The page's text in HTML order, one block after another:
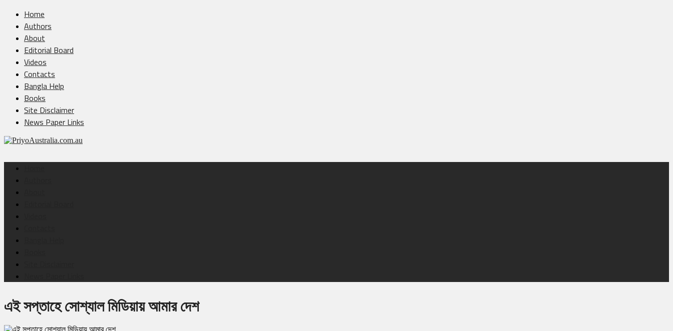
Home
Authors
About
Editorial Board
Videos
Contacts
Bangla Help
Books
Site Disclaimer
News Paper Links
এই সপ্তাহে সোশ্যাল মিডিয়ায় আমার দেশ